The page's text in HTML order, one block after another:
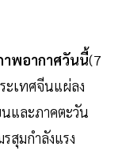
พอากาศวันนี้(7
ะเทศจีนแผ่ลง
และภาคตะวัน
สุมกำลังแรง